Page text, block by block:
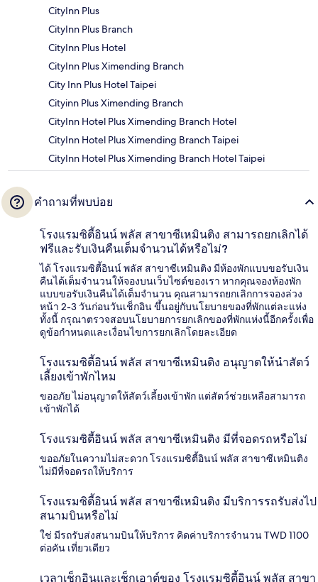
CityInn Plus
CityInn Plus Branch
CityInn Plus Hotel
CityInn Plus Ximending Branch
City Inn Plus Hotel Taipei
Cityinn Plus Ximending Branch
CityInn Hotel Plus Ximending Branch Hotel
CityInn Hotel Plus Ximending Branch Taipei
CityInn Hotel Plus Ximending Branch Hotel Taipei
คำถามที่พบบ่อย
โรงแรมซิตี้อินน์ พลัส สาขาซีเหมินติง สามารถยกเลิกได้
ฟรีและรับเงินคืนเต็มจำนวนได้หรือไม่?
ได้ โรงแรมซิตี้อินน์ พลัส สาขาซีเหมินติง มีห้องพักแบบขอรับเงิน
คืนได้เต็มจำนวนให้จองบนเว็บไซต์ของเรา หากคุณจองห้องพัก
แบบขอรับเงินคืนได้เต็มจำนวน คุณสามารถยกเลิกการจองล่วง
หน้า 2-3 วันก่อนวันเช็กอิน ขึ้นอยู่กับนโยบายของที่พักแต่ละแห่ง
ทั้งนี้ กรุณาตรวจสอบนโยบายการยกเลิกของที่พักแห่งนี้อีกครั้งเพื่อ
ดูข้อกำหนดและเงื่อนไขการยกเลิกโดยละเอียด
โรงแรมซิตี้อินน์ พลัส สาขาซีเหมินติง อนุญาตให้นำสัตว์
เลี้ยงเข้าพักไหม
ขออภัย ไม่อนุญาตให้สัตว์เลี้ยงเข้าพัก แต่สัตว์ช่วยเหลือสามารถ
เข้าพักได้
โรงแรมซิตี้อินน์ พลัส สาขาซีเหมินติง มีที่จอดรถหรือไม่
ขออภัยในความไม่สะดวก โรงแรมซิตี้อินน์ พลัส สาขาซีเหมินติง
ไม่มีที่จอดรถให้บริการ
โรงแรมซิตี้อินน์ พลัส สาขาซีเหมินติง มีบริการรถรับส่งไป
สนามบินหรือไม่
ใช่ มีรถรับส่งสนามบินให้บริการ คิดค่าบริการจำนวน TWD 1100
ต่อคัน เที่ยวเดียว
เวลาเช็กอินและเช็กเอาต์ของ โรงแรมซิตี้อินน์ พลัส สาขา